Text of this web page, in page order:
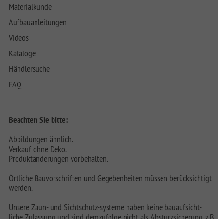
Materialkunde
Aufbauanleitungen
Videos
Kataloge
Händlersuche
FAQ
Beachten Sie bitte:
Abbildungen ähnlich.
Verkauf ohne Deko.
Produktänderungen vorbehalten.
Örtliche Bauvorschriften und Gegebenheiten müssen berücksichtigt
werden.
Unsere Zaun- und Sichtschutz-systeme haben keine bauaufsicht-